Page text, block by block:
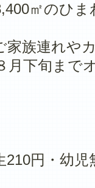
㎡のひ
家族連れや
月下旬まで
210円・幼児